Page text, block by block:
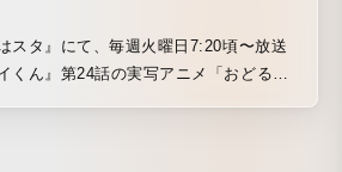
スタ』にて、毎週火曜日7:20頃〜放送
くん』第24話の実写アニメ「おどる朝